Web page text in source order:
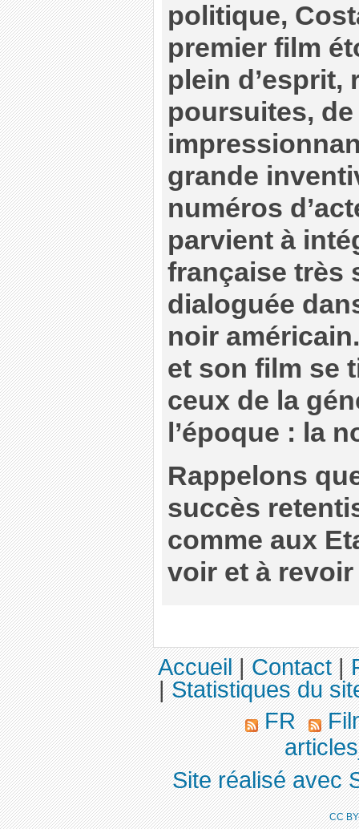
politique,
premier film
plein d’esprit,
poursuites,
grande
numéros
parvient à
française très
dialoguée
noir
et son film se
ceux de la
l’époque : la
Rappelons
succès
comme aux
voir et à
Accueil|Contact|
|Statistiques du
FR
Site réalisé avec
CC